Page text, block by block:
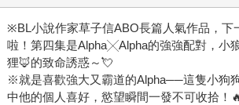
※BL小說作家草子信ABO長篇人氣作品，下
啦！第四集是Alpha╳Alpha的強強配對，小
狸🦊的致命誘惑～💘
※就是喜歡強大又霸道的Alpha──這隻小狗
中他的個人喜好，慾望瞬間一發不可收拾！